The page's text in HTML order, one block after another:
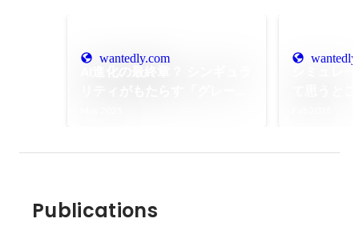
wantedly.com
Publications